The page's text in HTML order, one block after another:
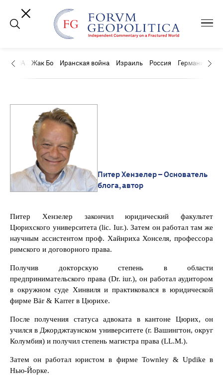
США Жак Бо Иранская война Израиль Россия Германия
Питер Хензелер – Основатель
блога, автор
Питер Хензелер закончил юридический факультет
Цюрихского университета (lic. Iur.). Затем он работал там же
научным ассистентом проф. Хайнриха Хонселя, профессора
римского и договорного права.
Получив докторскую степень в области
предпринимательского права (Dr. iur.), он работал аудитором
в окружном суде Хинвиля и практиковался в юридической
фирме Bär & Karrer в Цюрихе.
После получения статуса адвоката в кантоне Цюрих, он
учился в Джорджтаунском университете (г. Вашингтон, округ
Колумбия) и получил степень магистра права (LL.M.).
Затем он работал юристом в фирме Townley & Updike в
Нью-Йорке.